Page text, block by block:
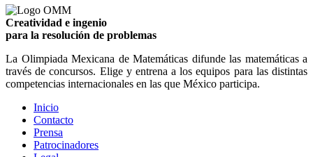
Creatividad e ingenio
para la resolución de problemas
La Olimpiada Mexicana de Matemáticas difunde las matemáticas a
través de concursos. Elige y entrena a los equipos para las distintas
competencias internacionales en las que México participa.
Inicio
Contacto
Prensa
Patrocinadores